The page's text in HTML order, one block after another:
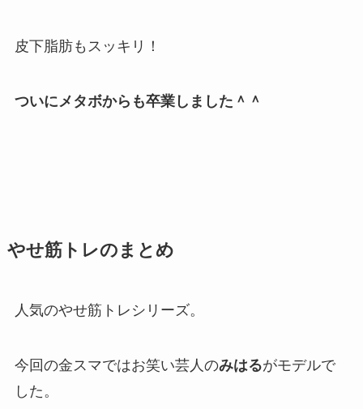
皮下脂肪もスッキリ！
ついにメタボからも卒業しました＾＾
やせ筋トレのまとめ
人気のやせ筋トレシリーズ。
今回の金スマではお笑い芸人のみはるがモデルで
した。